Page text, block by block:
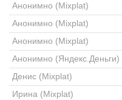
Анонимно (Mixplat)
Анонимно (Mixplat)
Анонимно (Mixplat)
Анонимно (Яндекс.Деньги)
Денис (Mixplat)
Ирина (Mixplat)